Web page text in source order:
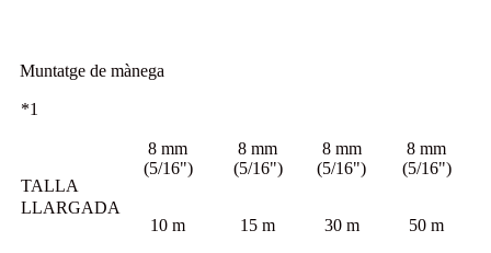
Muntatge de mànega
*1
TALLA
8 mm
(5/16")
8 mm
(5/16")
8 mm
(5/16")
8 mm
(5/16")
LLARGADA
10 m
15 m 30 m 50 m